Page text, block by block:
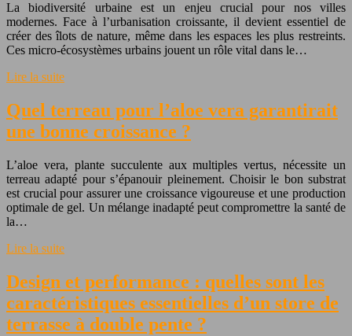
La biodiversité urbaine est un enjeu crucial pour nos villes
modernes. Face à l’urbanisation croissante, il devient essentiel de
créer des îlots de nature, même dans les espaces les plus restreints.
Ces micro-écosystèmes urbains jouent un rôle vital dans le…
Lire la suite
Quel terreau pour l’aloe vera garantirait
une bonne croissance ?
L’aloe vera, plante succulente aux multiples vertus, nécessite un
terreau adapté pour s’épanouir pleinement. Choisir le bon substrat
est crucial pour assurer une croissance vigoureuse et une production
optimale de gel. Un mélange inadapté peut compromettre la santé de
la…
Lire la suite
Design et performance : quelles sont les
caractéristiques essentielles d’un store de
terrasse à double pente ?